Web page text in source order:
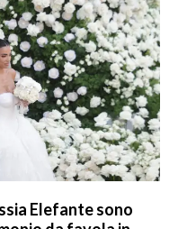
Elefante sono